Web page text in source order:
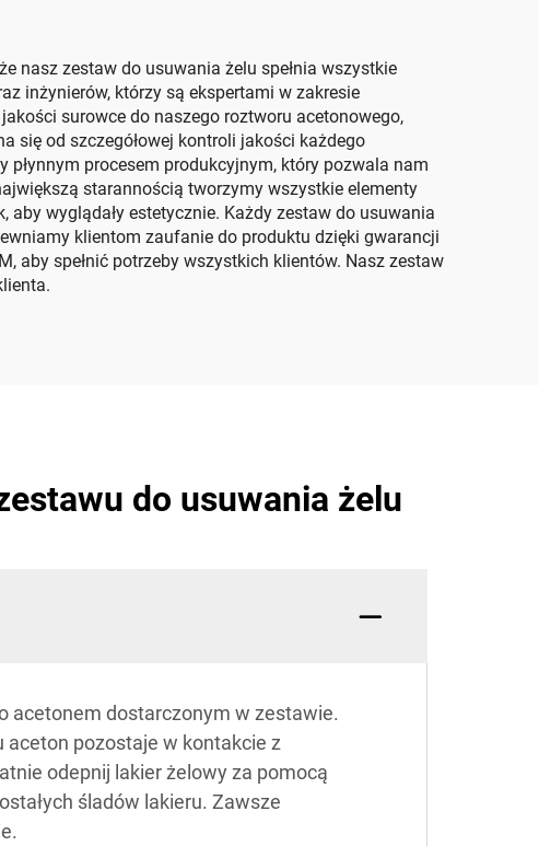
nasz zestaw do usuwania żelu spełnia wszystkie
inżynierów, którzy są ekspertami w zakresie
surowce do naszego roztworu acetonowego,
się od szczegółowej kontroli jakości każdego
procesem produkcyjnym, który pozwala nam
starannością tworzymy wszystkie elementy
wyglądały estetycznie. Każdy zestaw do usuwania
klientom zaufanie do produktu dzięki gwarancji
aby spełnić potrzeby wszystkich klientów. Nasz zestaw
do usuwania żelu
acetonem dostarczonym w zestawie.
aceton pozostaje w kontakcie z
odepnij lakier żelowy za pomocą
śladów lakieru. Zawsze